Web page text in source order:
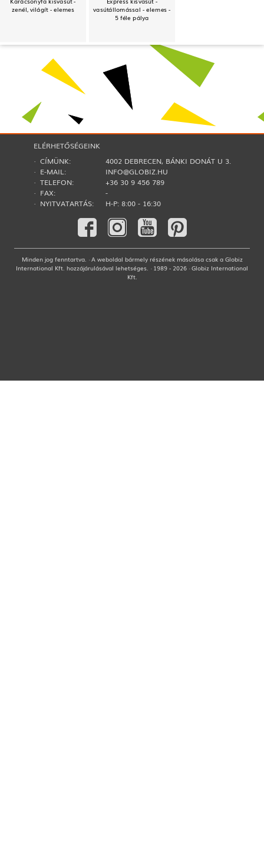
zenél, világít - elemes
vasútállomással - elemes -
5 féle pálya
ELÉRHETŐSÉGEINK
· CÍMÜNK:
4002 DEBRECEN, BÁNKI DONÁT U 3.
· E-MAIL:
INFO@GLOBIZ.HU
· TELEFON:
+36 30 9 456 789
· FAX:
-
· NYITVATARTÁS:
H-P: 8:00 - 16:30
Minden jog fenntartva. · A weboldal bármely részének másolása csak a Globiz
International Kft. hozzájárulásával lehetséges. · 1989 - 2026 · Globiz International
Kft.